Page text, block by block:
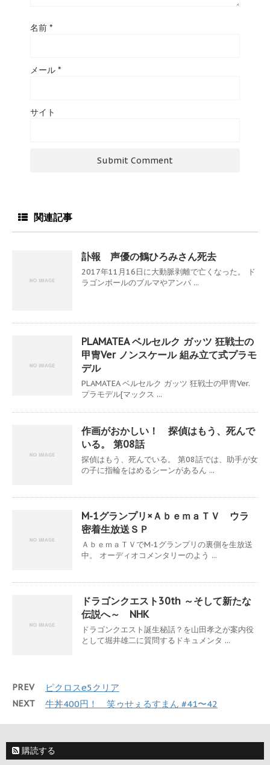
名前 *
メール *
サイト
関連記事
訃報 声優の鶴ひろみさん死去
2017年11月16日に大動脈剥離で亡くなった。 ド
ラゴンボールのブルマやアンパ ...
PLAMATEA ベルセルク ガッツ 狂戦士の
甲冑Ver ノンスケール 組み立て式プラモ
デル
PLAMATEA ベルセルク ガッツ 狂戦士の甲冑Ver.
プラモデル[マックス ...
作画がおかしい！ 探偵はもう、死んで
いる。 第08話
探偵はもう、死んでいる。 第08話では、助手が女
の子に指輪をはめるシーンがあるん ...
M-1グランプリ×ＡｂｅｍａＴＶ ウラ
密着生放送ＳＰ
ＡｂｅｍａＴＶでM-1グランプリの裏側を生放送
中。 オーディオコメンタリーのよう ...
ドラゴンクエスト30th ～そして新たな
伝説へ～ NHK
ドラゴンクエスト誕生秘話？を山田孝之が案内役
として堀井雄二に質問するドキュメンタ ...
PREV ピクロスe5クリア
NEXT 牛丼400円！ 笑ゥせぇるすまん #41〜42
購読する